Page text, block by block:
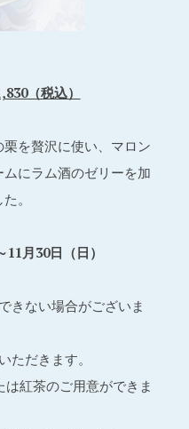
（税込）
を贅沢に使い、マロン
にラム酒のゼリーを加
。
月30日（日）
きない場合がございま
ただきます。
紅茶のご用意ができま